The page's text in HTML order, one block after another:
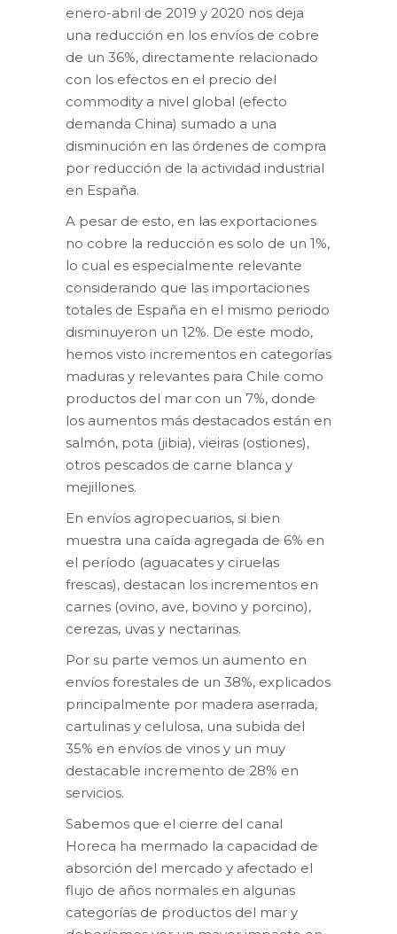
enero-abril de 2019 y 2020 nos deja
una reducción en los envíos de cobre
de un 36%, directamente relacionado
con los efectos en el precio del
commodity a nivel global (efecto
demanda China) sumado a una
disminución en las órdenes de compra
por reducción de la actividad industrial
en España.
A pesar de esto, en las exportaciones
no cobre la reducción es solo de un 1%,
lo cual es especialmente relevante
considerando que las importaciones
totales de España en el mismo periodo
disminuyeron un 12%. De este modo,
hemos visto incrementos en categorías
maduras y relevantes para Chile como
productos del mar con un 7%, donde
los aumentos más destacados están en
salmón, pota (jibia), vieiras (ostiones),
otros pescados de carne blanca y
mejillones.
En envíos agropecuarios, si bien
muestra una caída agregada de 6% en
el período (aguacates y ciruelas
frescas), destacan los incrementos en
carnes (ovino, ave, bovino y porcino),
cerezas, uvas y nectarinas.
Por su parte vemos un aumento en
envíos forestales de un 38%, explicados
principalmente por madera aserrada,
cartulinas y celulosa, una subida del
35% en envíos de vinos y un muy
destacable incremento de 28% en
servicios.
Sabemos que el cierre del canal
Horeca ha mermado la capacidad de
absorción del mercado y afectado el
flujo de años normales en algunas
categorías de productos del mar y